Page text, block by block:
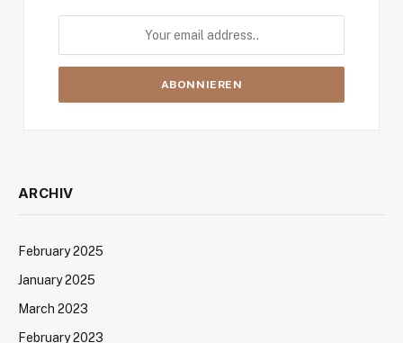
ARCHIV
February 2025
January 2025
March 2023
February 2023